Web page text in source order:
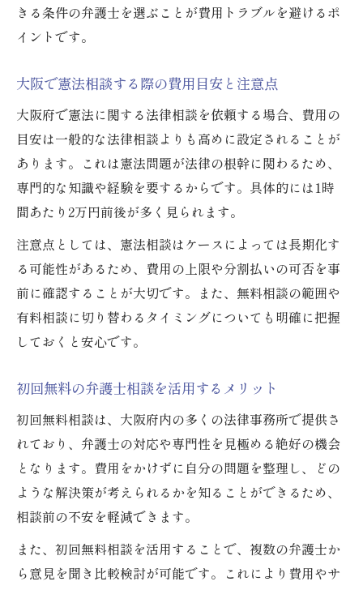
きる条件の弁護士を選ぶことが費用トラブルを避けるポ
イントです。
大阪で憲法相談する際の費用目安と注意点
大阪府で憲法に関する法律相談を依頼する場合、費用の
目安は一般的な法律相談よりも高めに設定されることが
あります。これは憲法問題が法律の根幹に関わるため、
専門的な知識や経験を要するからです。具体的には1時
間あたり2万円前後が多く見られます。
注意点としては、憲法相談はケースによっては長期化す
る可能性があるため、費用の上限や分割払いの可否を事
前に確認することが大切です。また、無料相談の範囲や
有料相談に切り替わるタイミングについても明確に把握
しておくと安心です。
初回無料の弁護士相談を活用するメリット
初回無料相談は、大阪府内の多くの法律事務所で提供さ
れており、弁護士の対応や専門性を見極める絶好の機会
となります。費用をかけずに自分の問題を整理し、どの
ような解決策が考えられるかを知ることができるため、
相談前の不安を軽減できます。
また、初回無料相談を活用することで、複数の弁護士か
ら意見を聞き比較検討が可能です。これにより費用やサ